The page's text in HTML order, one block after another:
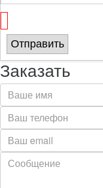
Отправить
Заказать